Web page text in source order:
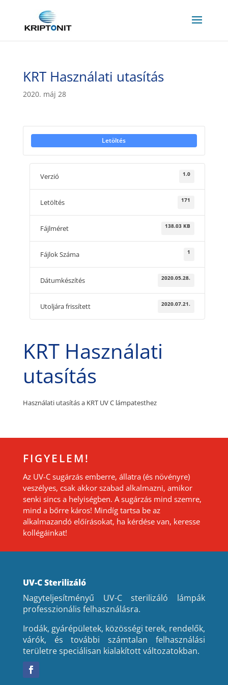
KRT Használati utasítás
2020. máj 28
Letöltés
Verzió 1.0
Letöltés 171
Fájlméret 138.03 KB
Fájlok Száma 1
Dátumkészítés 2020.05.28.
Utoljára frissített 2020.07.21.
KRT Használati
utasítás
Használati utasítás a KRT UV C lámpatesthez
FIGYELEM!
Az UV-C sugárzás emberre, állatra (és növényre)
veszélyes, csak akkor szabad alkalmazni, amikor
senki sincs a helyiségben. A sugárzás mind szemre,
mind a bőrre káros! Mindíg tartsa be az
alkalmazandó előírásokat, ha kérdése van, keresse
kollégáinkat!
UV-C Sterilizáló
Nagyteljesítményű UV-C sterilizáló lámpák
professzionális felhasználásra.
Irodák, gyárépületek, közösségi terek, rendelők,
várók, és további számtalan felhasználási
területre speciálisan kialakított változatokban.